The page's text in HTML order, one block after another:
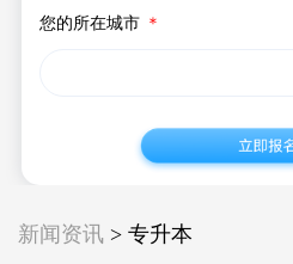
您的所在城市 ＊
新闻资讯 > 专升本